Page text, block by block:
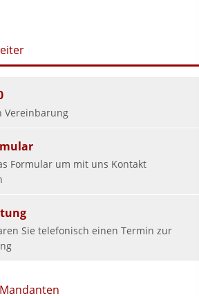
Vereinbarung
Formular um mit uns Kontakt
Sie telefonisch einen Termin zur